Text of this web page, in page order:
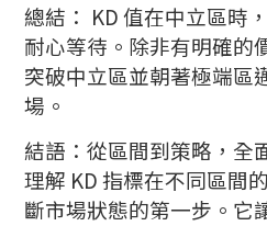
總結： KD 值在中立區時
耐心等待。除非有明確的
突破中立區並朝著極端區
場。
結語：從區間到策略，全
理解 KD 指標在不同區間
斷市場狀態的第一步。它